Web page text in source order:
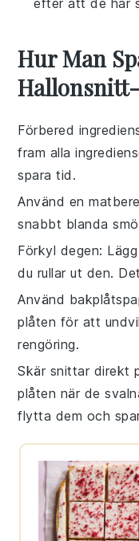
Hur Man
Förbered
fram alla
spara tid.
Använd en
snabbt blanda
Förkyl degen:
du rullar ut den.
Använd
plåten för att
rengöring.
Skär snittar direkt
plåten när de
flytta dem och